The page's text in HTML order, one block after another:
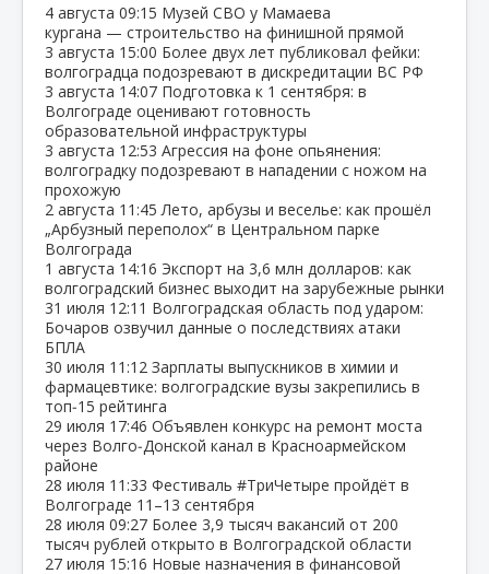
4 августа 09:15 Музей СВО у Мамаева
кургана — строительство на финишной прямой
3 августа 15:00 Более двух лет публиковал фейки:
волгоградца подозревают в дискредитации ВС РФ
3 августа 14:07 Подготовка к 1 сентября: в
Волгограде оценивают готовность
образовательной инфраструктуры
3 августа 12:53 Агрессия на фоне опьянения:
волгоградку подозревают в нападении с ножом на
прохожую
2 августа 11:45 Лето, арбузы и веселье: как прошёл
„Арбузный переполох“ в Центральном парке
Волгограда
1 августа 14:16 Экспорт на 3,6 млн долларов: как
волгоградский бизнес выходит на зарубежные рынки
31 июля 12:11 Волгоградская область под ударом:
Бочаров озвучил данные о последствиях атаки
БПЛА
30 июля 11:12 Зарплаты выпускников в химии и
фармацевтике: волгоградские вузы закрепились в
топ‑15 рейтинга
29 июля 17:46 Объявлен конкурс на ремонт моста
через Волго‑Донской канал в Красноармейском
районе
28 июля 11:33 Фестиваль #ТриЧетыре пройдёт в
Волгограде 11–13 сентября
28 июля 09:27 Более 3,9 тысяч вакансий от 200
тысяч рублей открыто в Волгоградской области
27 июля 15:16 Новые назначения в финансовой